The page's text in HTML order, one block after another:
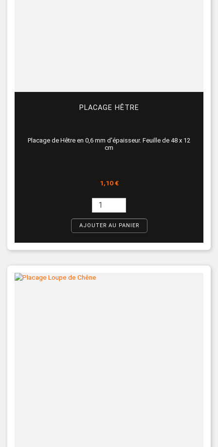
PLACAGE HÊTRE
Placage de Hêtre en 0,6 mm d'épaisseur. Feuille de 48 x 12
cm
Prix
1,10 €
AJOUTER AU PANIER